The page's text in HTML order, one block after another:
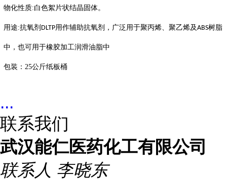
物化性质:白色絮片状结晶固体。
用途:抗氧剂 DLTP用作辅助抗氧剂，广泛用于聚丙烯、聚乙烯及ABS树脂
中，也可用于橡胶加工润滑油脂中
包装： 25公斤纸板桶
...
联系我们
武汉能仁医药化工有限公司
联系人 李晓东